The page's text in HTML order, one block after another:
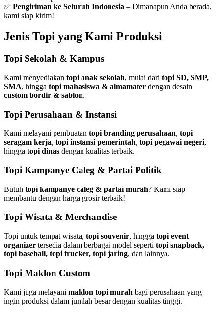
✅ Pengiriman ke Seluruh Indonesia – Dimanapun Anda berada,
kami siap kirim!
Jenis Topi yang Kami Produksi
Topi Sekolah & Kampus
Kami menyediakan topi anak sekolah, mulai dari topi SD, SMP,
SMA, hingga topi mahasiswa & almamater dengan desain
custom bordir & sablon.
Topi Perusahaan & Instansi
Kami melayani pembuatan topi branding perusahaan, topi
seragam kerja, topi instansi pemerintah, topi pegawai negeri,
hingga topi dinas dengan kualitas terbaik.
Topi Kampanye Caleg & Partai Politik
Butuh topi kampanye caleg & partai murah? Kami siap
membantu dengan harga grosir terbaik!
Topi Wisata & Merchandise
Topi untuk tempat wisata, topi souvenir, hingga topi event
organizer tersedia dalam berbagai model seperti topi snapback,
topi baseball, topi trucker, topi jaring, dan lainnya.
Topi Maklon Custom
Kami juga melayani maklon topi murah bagi perusahaan yang
ingin produksi dalam jumlah besar dengan kualitas tinggi.